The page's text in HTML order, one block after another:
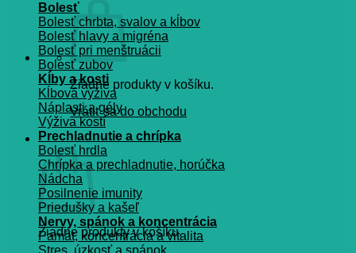
Žiadne produkty v košíku.
Vrátiť sa do obchodu
Košík
Žiadne produkty v košíku.
Bolesť
Bolesť chrbta, svalov a kĺbov
Bolesť hlavy a migréna
Bolesť pri menštruácii
Bolesť zubov
Kĺby a kosti
Kĺbová výživa
Náplasti a gély
Výživa kostí
Prechladnutie a chrípka
Bolesť hrdla
Chrípka a prechladnutie, horúčka
Nádcha
Posilnenie imunity
Priedušky a kašeľ
Nervy, spánok a koncentrácia
Pamät, koncentrácia a vitalita
Stres, úzkosť a spánok